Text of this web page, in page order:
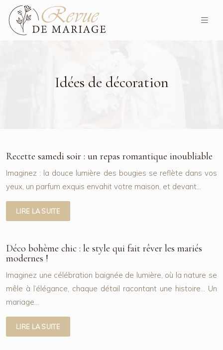
Idées de décoration
Recette samedi soir : un repas romantique inoubliable
Imaginez : la douce lumière des bougies se reflète dans vos
yeux, un parfum exquis envahit votre maison, et devant…
LIRE LA SUITE
Déco bohème chic : le style qui fait rêver les mariés
modernes !
Imaginez une célébration baignée de lumière, où la nature se
mêle à l’élégance, chaque détail racontant une histoire… Un
mariage…
LIRE LA SUITE